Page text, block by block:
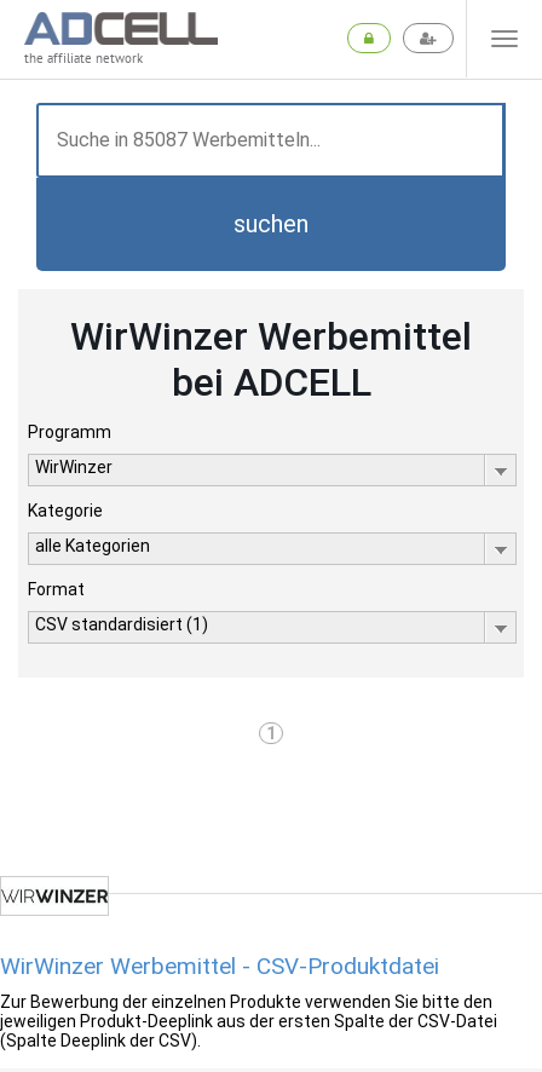
the affiliate network
suchen
WirWinzer Werbemittel
bei ADCELL
Programm
WirWinzer
Kategorie
alle Kategorien
Format
CSV standardisiert (1)
1
WirWinzer Werbemittel - CSV-Produktdatei
Zur Bewerbung der einzelnen Produkte verwenden Sie bitte den
jeweiligen Produkt-Deeplink aus der ersten Spalte der CSV-Datei
(Spalte Deeplink der CSV).